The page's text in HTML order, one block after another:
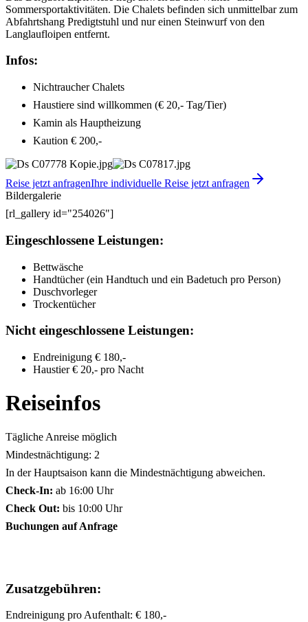
Sommersportaktivitäten. Die Chalets befinden sich unmittelbar zum
Abfahrtshang Predigtstuhl und nur einen Steinwurf von den
Langlaufloipen entfernt.
Infos:
Nichtraucher Chalets
Haustiere sind willkommen (€ 20,- Tag/Tier)
Kamin als Hauptheizung
Kaution € 200,-
Reise jetzt anfragenIhre individuelle Reise jetzt anfragen
Bildergalerie
[rl_gallery id="254026"]
Eingeschlossene Leistungen:
Bettwäsche
Handtücher (ein Handtuch und ein Badetuch pro Person)
Duschvorleger
Trockentücher
Nicht eingeschlossene Leistungen:
Endreinigung € 180,-
Haustier € 20,- pro Nacht
Reiseinfos
Tägliche Anreise möglich
Mindestnächtigung: 2
In der Hauptsaison kann die Mindestnächtigung abweichen.
Check-In: ab 16:00 Uhr
Check Out: bis 10:00 Uhr
Buchungen auf Anfrage
Zusatzgebühren:
Endreinigung pro Aufenthalt: € 180,-